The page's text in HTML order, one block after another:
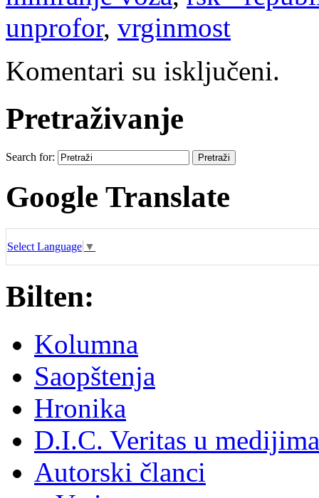
unprofor, vrginmost
Komentari su isključeni.
Pretraživanje
Search for:
Google Translate
Select Language ▼
Bilten:
Kolumna
Saopštenja
Hronika
D.I.C. Veritas u medijima
Autorski članci